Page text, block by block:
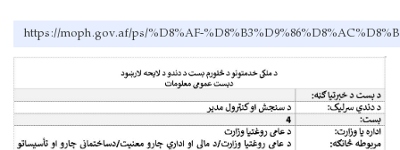
https://moph.gov.af/ps/%D8%AF-